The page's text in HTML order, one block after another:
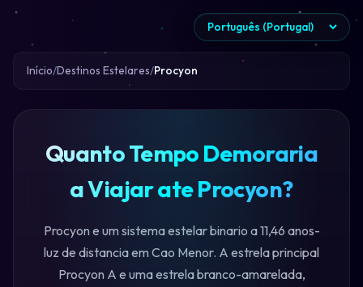
Início Destinos Estelares Procyon
Quanto Tempo Demoraria
a Viajar ate Procyon?
Procyon e um sistema estelar binario a 11,46 anos-
luz de distancia em Cao Menor. A estrela principal
Procyon A e uma estrela branco-amarelada,